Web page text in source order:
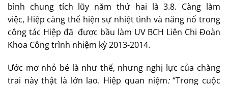
bình chung tích lũy năm thứ hai là 3.8. Càng làm
việc, Hiệp càng thể hiện sự nhiệt tình và năng nổ trong
công tác Hiệp đã được bầu làm UV BCH Liên Chi Đoàn
Khoa Công trình nhiệm kỳ 2013-2014.
Ước mơ nhỏ bé là như thế, nhưng nghị lực của chàng
trai này thật là lớn lao. Hiệp quan niệm:“Trong cuộc